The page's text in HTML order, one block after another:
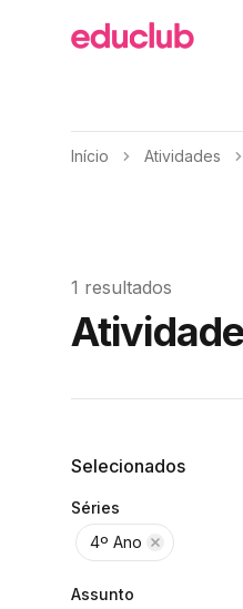
Educlub
Início Atividades
1 resultados
Filtros
Selecionados
Séries
4º Ano
Assunto